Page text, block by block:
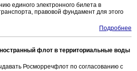
единого электронного билета в
правовой фундамент для этого
Подробнее
флот в территориальные воды
Росморречфлот по согласованию с